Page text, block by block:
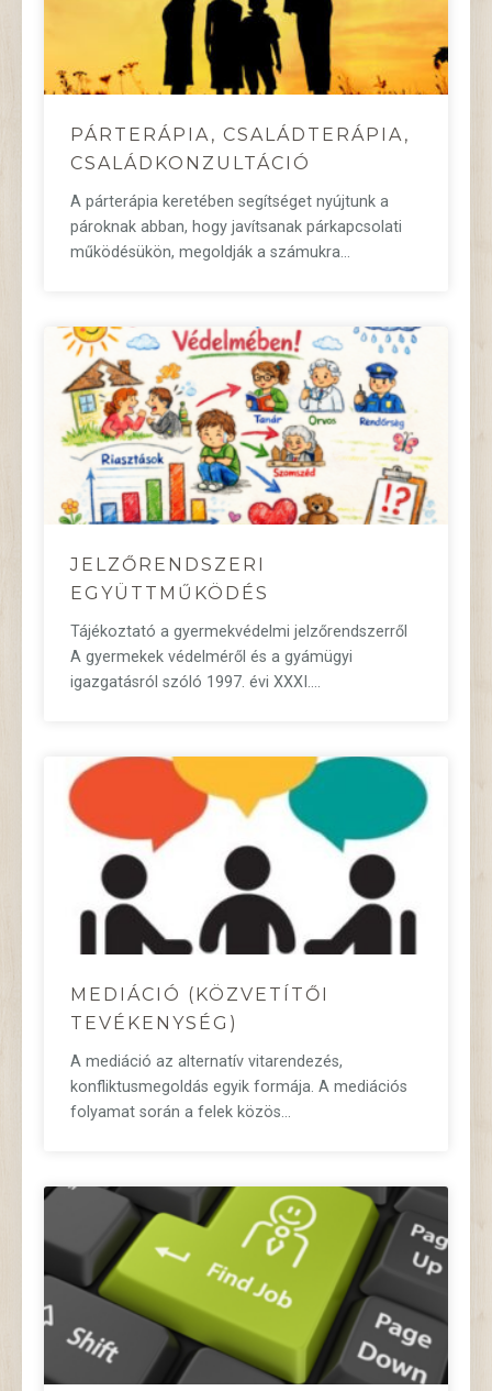
PÁRTERÁPIA, CSALÁDTERÁPIA,
CSALÁDKONZULTÁCIÓ
A párterápia keretében segítséget nyújtunk a
pároknak abban, hogy javítsanak párkapcsolati
működésükön, megoldják a számukra…
JELZŐRENDSZERI
EGYÜTTMŰKÖDÉS
Tájékoztató a gyermekvédelmi jelzőrendszerről
A gyermekek védelméről és a gyámügyi
igazgatásról szóló 1997. évi XXXI.…
MEDIÁCIÓ (KÖZVETÍTŐI
TEVÉKENYSÉG)
A mediáció az alternatív vitarendezés,
konfliktusmegoldás egyik formája. A mediációs
folyamat során a felek közös…